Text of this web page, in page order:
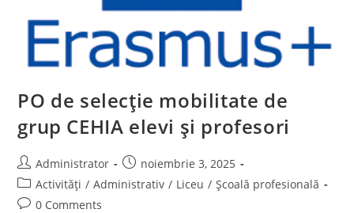
PO de selecție mobilitate de
grup CEHIA elevi și profesori
Post
author:
Administrator
Post
published:
noiembrie 3, 2025
Post
category:
Activități / Administrativ / Liceu / Școală profesională
Post0 Comments